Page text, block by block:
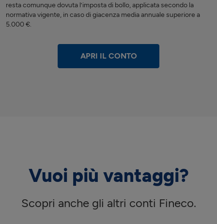
resta comunque dovuta l’imposta di bollo, applicata secondo la
normativa vigente, in caso di giacenza media annuale superiore a
5.000 €.
APRI IL CONTO
Vuoi più vantaggi?
Scopri anche gli altri conti Fineco.